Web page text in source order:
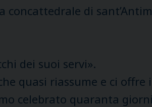
di
dei suoi servi».
quasi riassume e ci
celebrato quaranta